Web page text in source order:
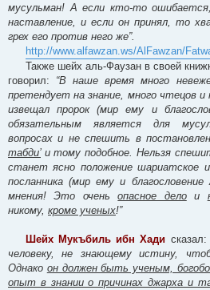
мусульман! А если кто-то
наставление, и если он принял, то
грех его против него же”.
http://www.alfawzan.ws/AlFawzan/
Также шейх аль-Фаузан в своей
говорил: “В наше время много
претендует на знание, много чтецов
извещал пророк (мир ему и
обязательным является для
вопросах и не спешить в
табди’и тому подобное. Нельзя
станет ясно положение шариатское
посланника (мир ему и благословение
мнения! Это оченьопасное делои
никому, кроме ученых!”
Шейх Мукъбиль ибн Хади сказал:
человеку, не знающему истину,
Однако он должен быть ученым,
опыт в знании о причинах джарха и